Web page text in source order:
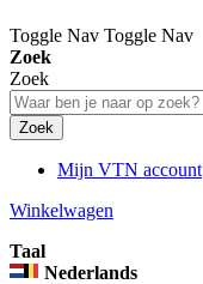
Toggle Nav Toggle Nav
Zoek
Zoek
Zoek
Mijn VTN account
Winkelwagen
Taal
Nederlands